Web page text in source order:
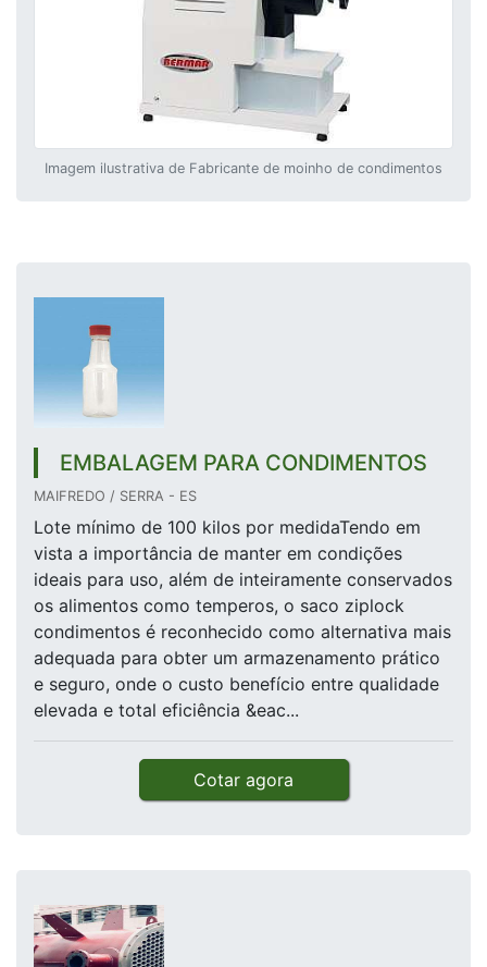
Imagem ilustrativa de Fabricante de moinho de condimentos
EMBALAGEM PARA CONDIMENTOS
MAIFREDO / SERRA - ES
Lote mínimo de 100 kilos por medidaTendo em
vista a importância de manter em condições
ideais para uso, além de inteiramente conservados
os alimentos como temperos, o saco ziplock
condimentos é reconhecido como alternativa mais
adequada para obter um armazenamento prático
e seguro, onde o custo benefício entre qualidade
elevada e total eficiência &eac...
Cotar agora